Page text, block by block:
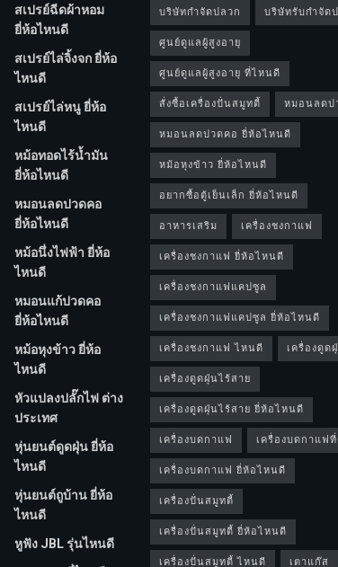
สเปรย์ฉีดผ้าหอม
ยี่ห้อไหนดี
สเปรย์ไล่จิ้งจก ยี่ห้อ
ไหนดี
สเปรย์ไล่หนู ยี่ห้อ
ไหนดี
หม้อทอดไร้น้ำมัน
ยี่ห้อไหนดี
หมอนลดปวดคอ
ยี่ห้อไหนดี
หม้อนึ่งไฟฟ้า ยี่ห้อ
ไหนดี
หมอนแก้ปวดคอ
ยี่ห้อไหนดี
หม้อหุงข้าว ยี่ห้อ
ไหนดี
หัวแปลงปลั๊กไฟ ต่าง
ประเทศ
หุ่นยนต์ดูดฝุ่น ยี่ห้อ
ไหนดี
หุ่นยนต์ถูบ้าน ยี่ห้อ
ไหนดี
หูฟัง JBL รุ่นไหนดี
บริษัทกำจัดปลวก
บริษัทรับกำจัด
ศูนย์ดูแลผู้สูงอายุ
ศูนย์ดูแลผู้สูงอายุ ที่ไหนดี
สั่งซื้อเครื่องปั่นสมูทตี้
หมอนลดป
หมอนลดปวดคอ ยี่ห้อไหนดี
หม้อหุงข้าว ยี่ห้อไหนดี
อยากซื้อตู้เย็นเล็ก ยี่ห้อไหนดี
อาหารเสริม
เครื่องชงกาแฟ
เครื่องชงกาแฟ ยี่ห้อไหนดี
เครื่องชงกาแฟแคปซูล
เครื่องชงกาแฟแคปซูล ยี่ห้อไหนดี
เครื่องชงกาแฟ ไหนดี
เครื่องดูด
เครื่องดูดฝุ่นไร้สาย
เครื่องดูดฝุ่นไร้สาย ยี่ห้อไหนดี
เครื่องบดกาแฟ
เครื่องบดกาแฟ
เครื่องบดกาแฟ ยี่ห้อไหนดี
เครื่องปั่นสมูทตี้
เครื่องปั่นสมูทตี้ ยี่ห้อไหนดี
เครื่องปั่นสมูทตี้ ไหนดี
เตาแก๊ส